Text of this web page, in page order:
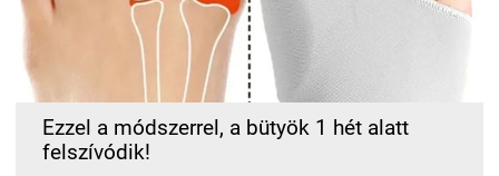
Ezzel a módszerrel, a bütyök 1 hét alatt
felszívódik!